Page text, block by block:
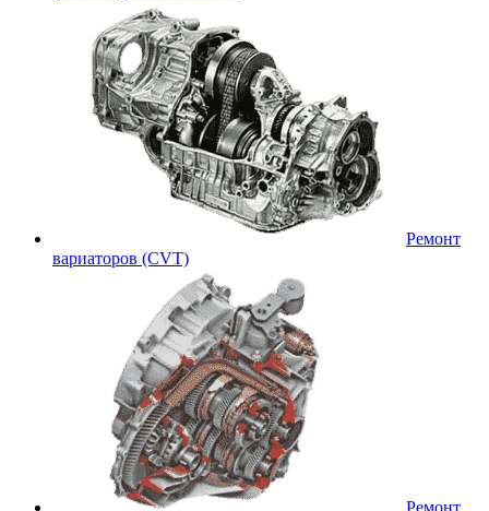
Ремонт
вариаторов (CVT)
Ремонт